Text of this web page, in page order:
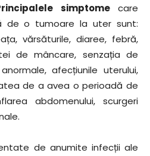
simptomecare
de o tumoare la uter sunt:
vărsăturile, diaree, febră,
de mâncare, senzația de
afecțiunile uterului,
de a avea o perioadă de
abdomenului, scurgeri
de anumite infecții ale